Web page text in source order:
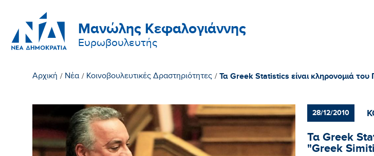
Μανώλης Κεφαλογιάννης
Ευρωβουλευτής
Αρχική / Νέα / Κοινοβουλευτικές Δραστηριότητες / Τα Greek Statistics είναι κληρονομιά
28/12/2010
Τα Greek
"Greek